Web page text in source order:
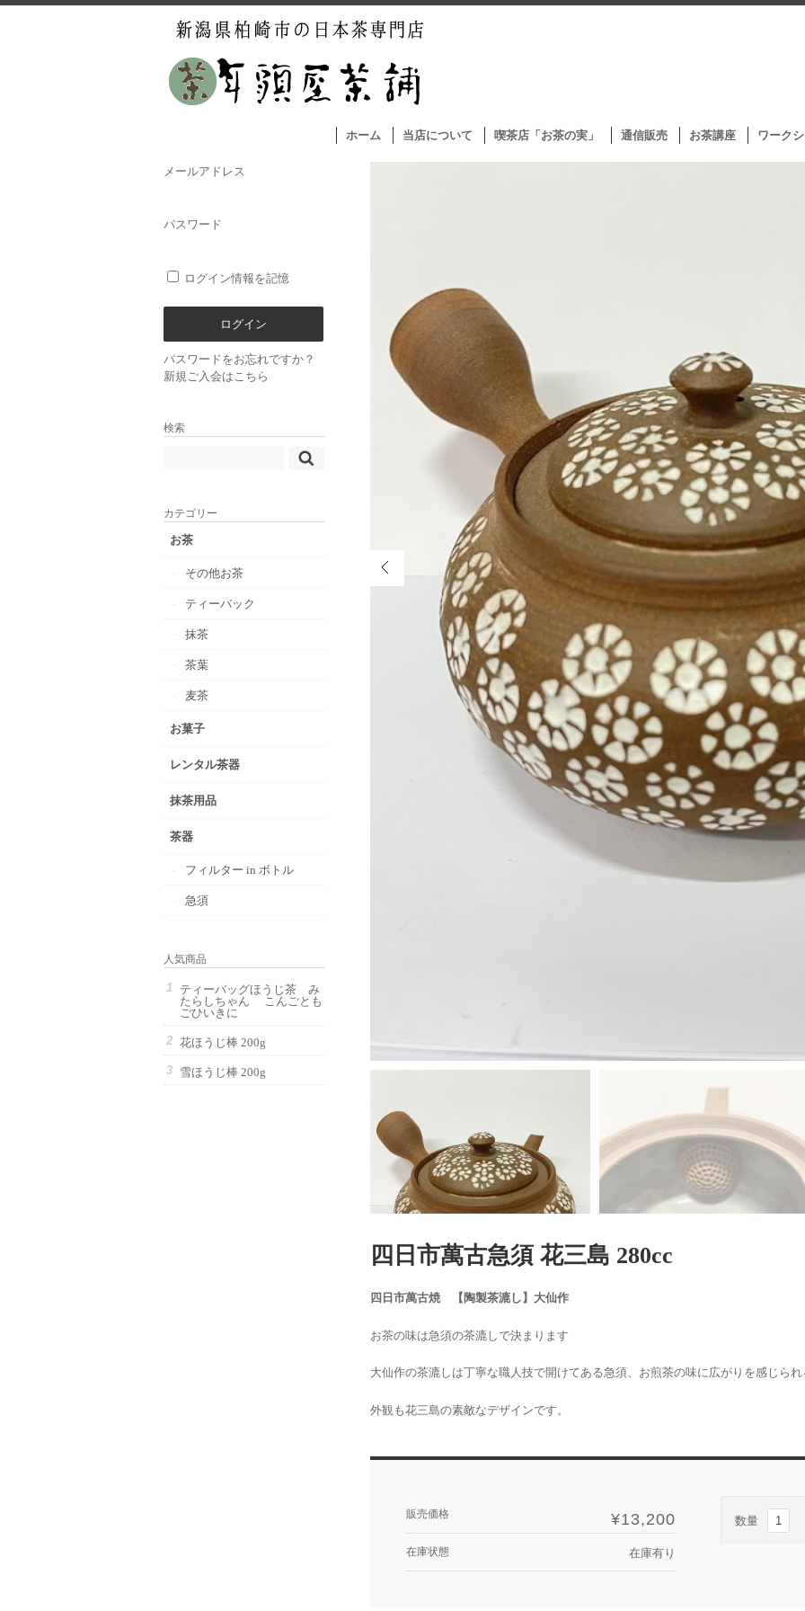
ホーム 当店について 喫茶店「お茶の実」 通信販売 お茶講座 ワーク
四日市萬古急須 花三島 280cc
四日市萬古焼 【陶製茶漉し】大仙作
お茶の味は急須の茶漉しで決まります
大仙作の茶漉しは丁寧な職人技で開けてある急須、お煎茶の味に広がりを感じら
外観も花三島の素敵なデザインです。
販売価格 ¥13,200
在庫状態 在庫有り
数量
メールアドレス
パスワード
ログイン情報を記憶
パスワードをお忘れですか？
新規ご入会はこちら
検索
カテゴリー
お茶
その他お茶
ティーバック
抹茶
茶葉
麦茶
お菓子
レンタル茶器
抹茶用品
茶器
フィルター in ボトル
急須
人気商品
ティーバッグほうじ茶 み
たらしちゃん こんごとも
ごひいきに
花ほうじ棒 200g
雪ほうじ棒 200g